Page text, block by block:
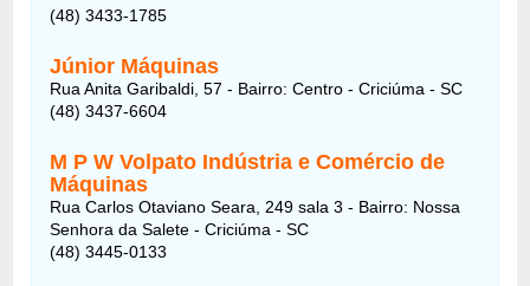
(48) 3433-1785
Júnior Máquinas
Rua Anita Garibaldi, 57 - Bairro: Centro - Criciúma - SC
(48) 3437-6604
M P W Volpato Indústria e Comércio de
Máquinas
Rua Carlos Otaviano Seara, 249 sala 3 - Bairro: Nossa
Senhora da Salete - Criciúma - SC
(48) 3445-0133